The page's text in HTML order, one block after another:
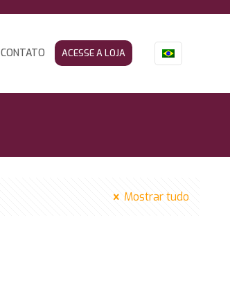
CONTATO ACESSE A LOJA
Mostrar tudo